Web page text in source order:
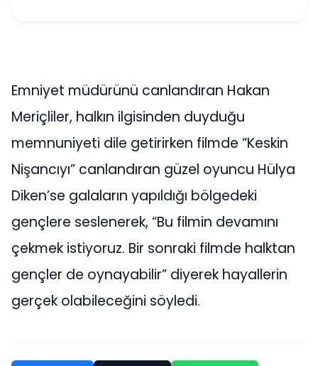
Emniyet müdürünü canlandıran Hakan
Meriçliler, halkın ilgisinden duyduğu
memnuniyeti dile getirirken filmde “Keskin
Nişancıyı” canlandıran güzel oyuncu Hülya
Diken’se galaların yapıldığı bölgedeki
gençlere seslenerek, “Bu filmin devamını
çekmek istiyoruz. Bir sonraki filmde halktan
gençler de oynayabilir” diyerek hayallerin
gerçek olabileceğini söyledi.